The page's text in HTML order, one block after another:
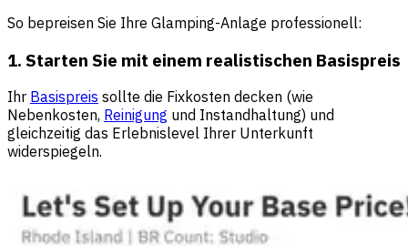
So bepreisen Sie Ihre Glamping-Anlage professionell:
1. Starten Sie mit einem realistischen Basispreis
Ihr Basispreis sollte die Fixkosten decken (wie
Nebenkosten, Reinigung und Instandhaltung) und
gleichzeitig das Erlebnislevel Ihrer Unterkunft
widerspiegeln.